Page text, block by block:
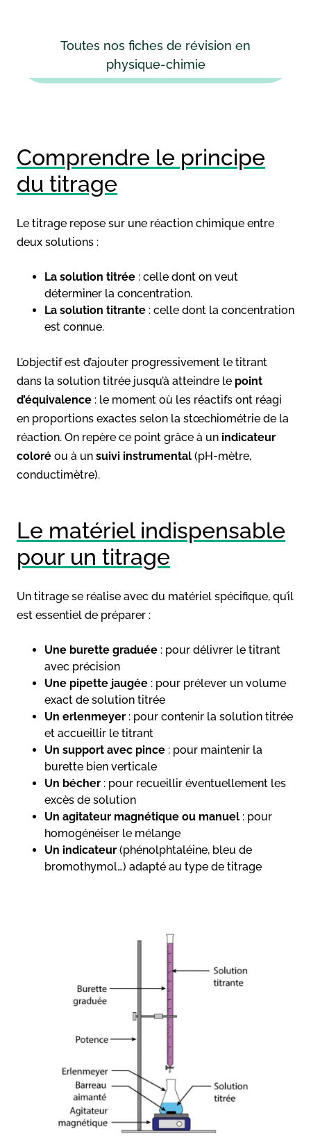
Toutes nos fiches de révision en
physique-chimie
Comprendre le principe
du titrage
Le titrage repose sur une réaction chimique entre
deux solutions :
La solution titrée : celle dont on veut
déterminer la concentration.
La solution titrante : celle dont la concentration
est connue.
L’objectif est d’ajouter progressivement le titrant
dans la solution titrée jusqu’à atteindre le point
d’équivalence : le moment où les réactifs ont réagi
en proportions exactes selon la stœchiométrie de la
réaction. On repère ce point grâce à un indicateur
coloré ou à un suivi instrumental (pH-mètre,
conductimètre).
Le matériel indispensable
pour un titrage
Un titrage se réalise avec du matériel spécifique, qu’il
est essentiel de préparer :
Une burette graduée : pour délivrer le titrant
avec précision
Une pipette jaugée : pour prélever un volume
exact de solution titrée
Un erlenmeyer : pour contenir la solution titrée
et accueillir le titrant
Un support avec pince : pour maintenir la
burette bien verticale
Un bécher : pour recueillir éventuellement les
excès de solution
Un agitateur magnétique ou manuel : pour
homogénéiser le mélange
Un indicateur (phénolphtaléine, bleu de
bromothymol…) adapté au type de titrage